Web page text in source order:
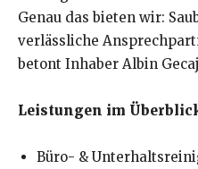
Genau das bieten wir:
verlässliche
betont Inhaber Albin
Leistungen im
Büro- &